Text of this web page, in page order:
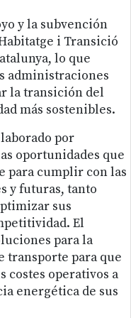
y la subvención
i Transició
lo que
administraciones
la transición del
más sostenibles.
por
oportunidades que
para cumplir con las
y futuras, tanto
sus
El
para la
transporte para que
costes operativos a
energética de sus